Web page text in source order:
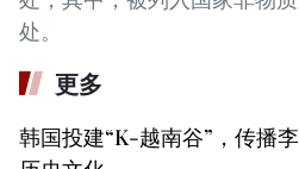
处。
更多
韩国投建“K-越南谷”，传播